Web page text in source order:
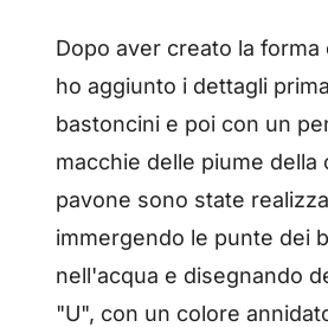
Dopo aver creato la forma
ho aggiunto i dettagli
bastoncini e poi con un
macchie delle piume della
pavone sono state
immergendo le punte dei
nell'acqua e disegnando
"U", con un colore